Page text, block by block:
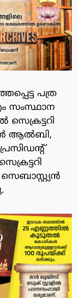
പത്ര
സംസ്ഥാന
ആൽബി,